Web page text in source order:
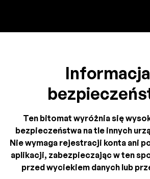
Ten bitomat wyróżnia się
bezpieczeństwa na tle innych
Nie wymaga rejestracji konta ani
aplikacji, zabezpieczając w ten
przed wyciekiem danych lub